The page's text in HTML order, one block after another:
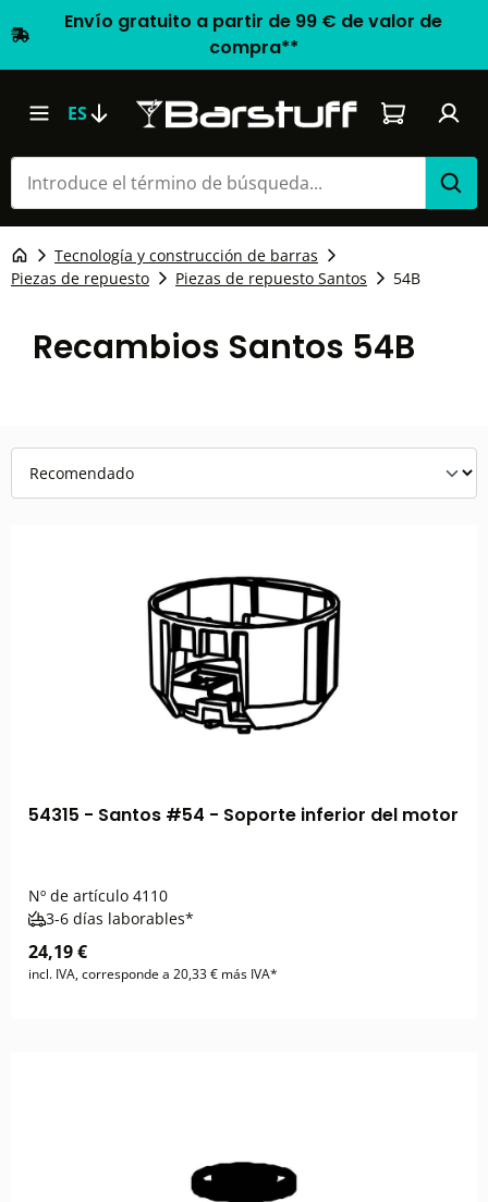
Envío gratuito a partir de 99 € de valor de
compra**
ES El carrito
Tecnología y construcción de barras
Piezas de repuesto
Piezas de repuesto Santos 54B
Recambios Santos 54B
54315 - Santos #54 - Soporte inferior del motor
Nº de artículo 4110
3-6 días laborables*
24,19 €
incl. IVA, corresponde a 20,33 € más IVA*